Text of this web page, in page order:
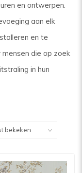
en ontwerpen.
aan elk
en te
die op zoek
in hun